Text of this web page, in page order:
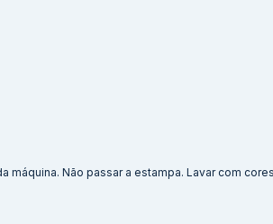
máquina. Não passar a estampa. Lavar com